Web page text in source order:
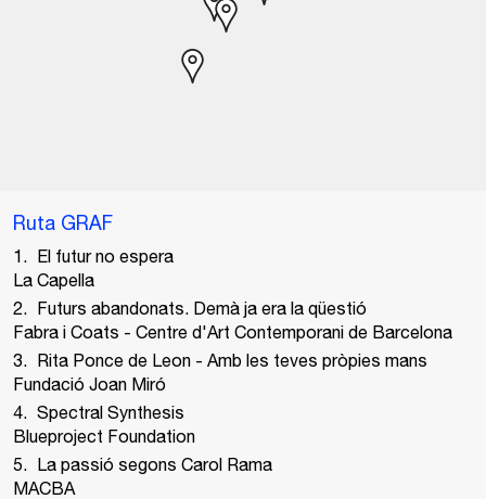
Ruta GRAF
El futur no espera
La Capella
Futurs abandonats. Demà ja era la qüestió
Fabra i Coats - Centre d'Art Contemporani de Barcelona
Rita Ponce de Leon - Amb les teves pròpies mans
Fundació Joan Miró
Spectral Synthesis
Blueproject Foundation
La passió segons Carol Rama
MACBA